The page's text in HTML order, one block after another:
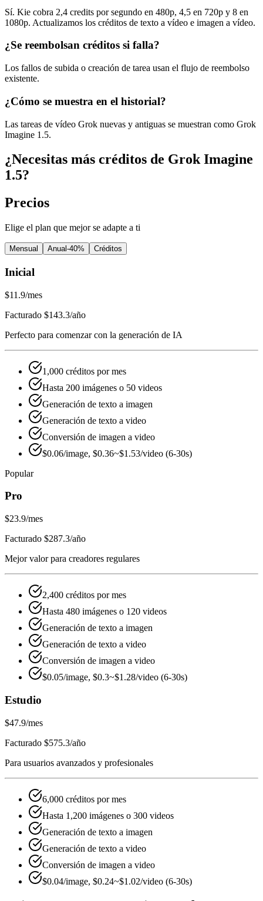
Sí. Kie cobra 2,4 credits por segundo en 480p, 4,5 en 720p y 8 en
1080p. Actualizamos los créditos de texto a vídeo e imagen a vídeo.
¿Se reembolsan créditos si falla?
Los fallos de subida o creación de tarea usan el flujo de reembolso
existente.
¿Cómo se muestra en el historial?
Las tareas de vídeo Grok nuevas y antiguas se muestran como Grok
Imagine 1.5.
¿Necesitas más créditos de Grok Imagine
1.5?
Precios
Elige el plan que mejor se adapte a ti
Mensual Anual-40% Créditos
Inicial
$11.9/mes
Facturado $143.3/año
Perfecto para comenzar con la generación de IA
1,000 créditos por mes
Hasta 200 imágenes o 50 videos
Generación de texto a imagen
Generación de texto a video
Conversión de imagen a video
$0.06/image, $0.36~$1.53/video (6-30s)
Popular
Pro
$23.9/mes
Facturado $287.3/año
Mejor valor para creadores regulares
2,400 créditos por mes
Hasta 480 imágenes o 120 videos
Generación de texto a imagen
Generación de texto a video
Conversión de imagen a video
$0.05/image, $0.3~$1.28/video (6-30s)
Estudio
$47.9/mes
Facturado $575.3/año
Para usuarios avanzados y profesionales
6,000 créditos por mes
Hasta 1,200 imágenes o 300 videos
Generación de texto a imagen
Generación de texto a video
Conversión de imagen a video
$0.04/image, $0.24~$1.02/video (6-30s)